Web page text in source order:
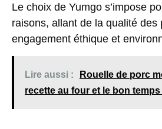
Le choix de Yumgo s’impose
raisons, allant de la qualité des
engagement éthique et
Lire aussi :
Rouelle de porc
recette au four et le bon